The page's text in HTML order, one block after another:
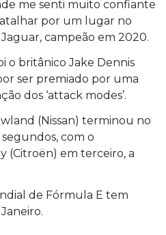
me senti muito confiante
por um lugar no
campeão em 2020.
o britânico Jake Dennis
ser premiado por uma
dos ‘attack modes’.
(Nissan) terminou no
com o
(Citroën) em terceiro, a
de Fórmula E tem